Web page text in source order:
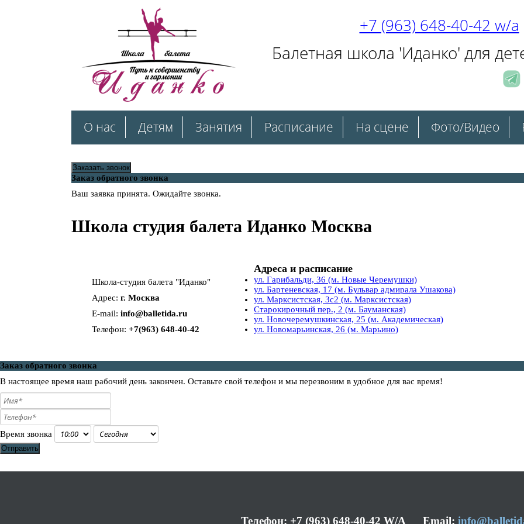
+7 (963) 648-40-42 w/a
Балетная школа 'Иданко' для
О нас Детям Занятия Расписание На сцене Фото/Видео
Заказать звонок
Заказ обратного звонка
Ваш заявка принята. Ожидайте звонка.
Школа студия балета Иданко Москва
Школа-студия балета "Иданко"
Адрес: г. Москва
E-mail: info@balletida.ru
Телефон: +7(963) 648-40-42
Адреса и расписание
ул. Гарибальди, 36 (м. Новые Черемушки)
ул. Бартеневская, 17 (м. Бульвар адмирала Ушакова)
ул. Марксистская, 3с2 (м. Марксистская)
Старокирочный пер., 2 (м. Бауманская)
ул. Новочеремушкинская, 25 (м. Академическая)
ул. Новомарьинская, 26 (м. Марьино)
Заказ обратного звонка
В настоящее время наш рабочий день закончен. Оставьте свой телефон и мы перезвоним в удобное для вас время!
Время звонка
Отправить
Телефон: +7 (963) 648-40-42 W/A Email: